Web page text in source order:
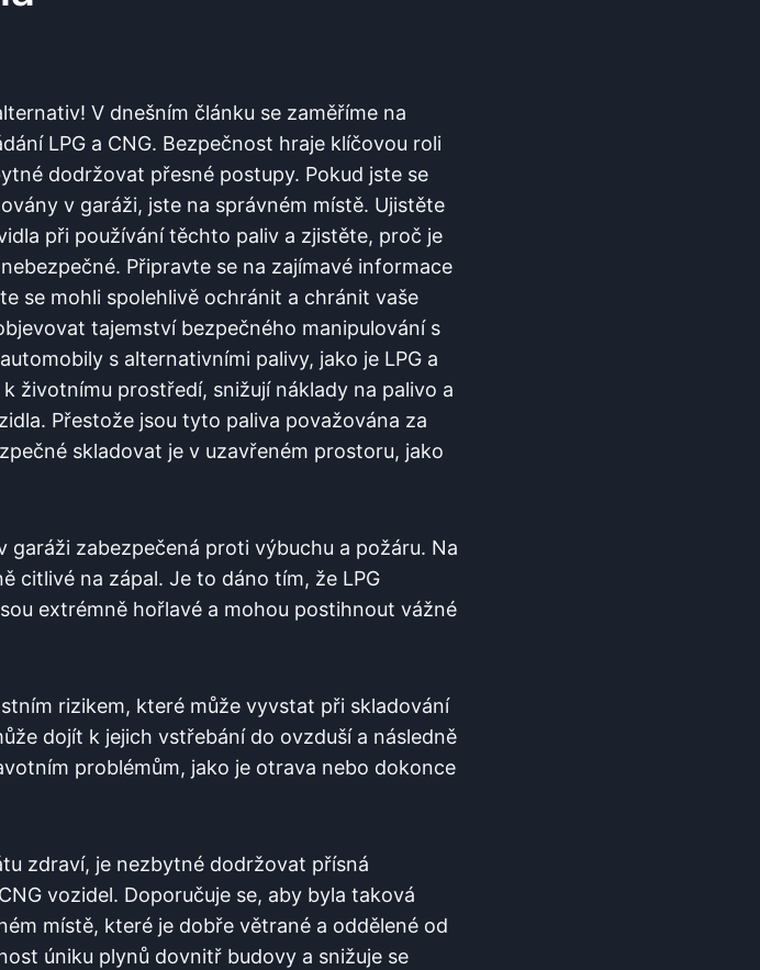
V dnešním článku se zaměříme⁢ na‍
LPG a CNG. Bezpečnost hraje klíčovou⁢ roli
dodržovat přesné postupy. Pokud jste​ se
v garáži, jste na správném místě. Ujistěte
při používání těchto paliv a zjistěte, ‍proč je
Připravte se na zajímavé informace
⁣se mohli⁣ spolehlivě ochránit ⁤a chránit‌ vaše⁣
tajemství bezpečného manipulování s
s‍ alternativními palivy, jako je LPG a
životnímu⁢ prostředí, snižují náklady na palivo a
Přestože jsou ‌tyto ​paliva⁤ považována za
skladovat ​je v uzavřeném prostoru, ⁤jako
⁢zabezpečená ‌proti výbuchu⁤ a ‌požáru. Na
‍citlivé na ⁤zápal. Je to dáno ⁣tím, že LPG
extrémně hořlavé ‌a mohou postihnout​ vážné
rizikem, které může⁢ vyvstat při skladování
dojít k jejich vstřebání do ovzduší a následně
⁣problémům, jako je otrava nebo dokonce
⁣zdraví,⁢ je nezbytné⁢ dodržovat přísná
vozidel. Doporučuje se, aby byla taková
místě, které je dobře větrané‌ a ‍oddělené od
úniku plynů dovnitř budovy a ⁤snižuje se⁣